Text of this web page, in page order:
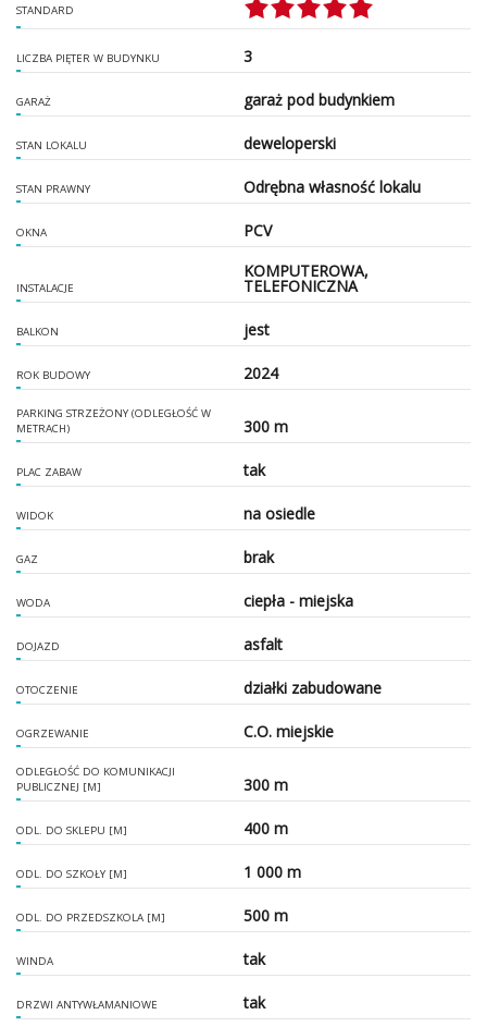
STANDARD
LICZBA PIĘTER W BUDYNKU 3
GARAŻ garaż pod budynkiem
STAN LOKALU deweloperski
STAN PRAWNY Odrębna własność lokalu
OKNA PCV
INSTALACJE
KOMPUTEROWA,
TELEFONICZNA
BALKON jest
ROK BUDOWY 2024
PARKING STRZEŻONY (ODLEGŁOŚĆ W
METRACH)
300 m
PLAC ZABAW tak
WIDOK na osiedle
GAZ brak
WODA ciepła - miejska
DOJAZD asfalt
OTOCZENIE działki zabudowane
OGRZEWANIE C.O. miejskie
ODLEGŁOŚĆ DO KOMUNIKACJI
PUBLICZNEJ [M]
300 m
ODL. DO SKLEPU [M] 400 m
ODL. DO SZKOŁY [M] 1 000 m
ODL. DO PRZEDSZKOLA [M] 500 m
WINDA tak
DRZWI ANTYWŁAMANIOWE tak